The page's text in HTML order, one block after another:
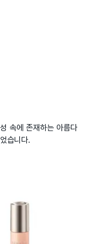
속에 존재하는 아름다
습니다.